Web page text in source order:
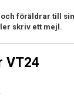
föräldrar till
skriv ett mejl.
VT24